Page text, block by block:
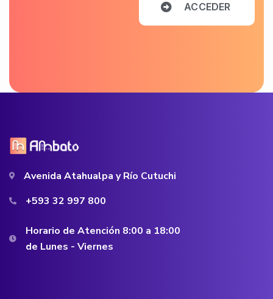
ACCEDER
Avenida Atahualpa y Río Cutuchi
+593 32 997 800
Horario de Atención 8:00 a 18:00
de Lunes - Viernes